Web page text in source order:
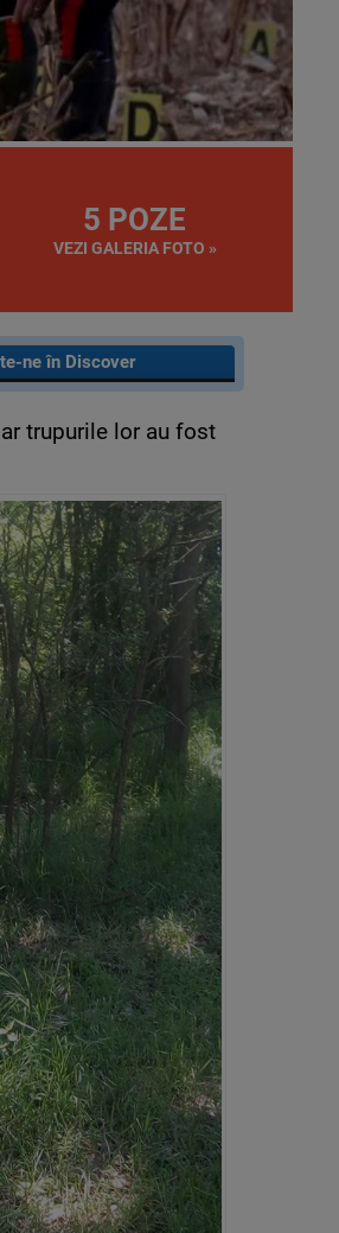
5 POZE
VEZI GALERIA FOTO »
ne în Discover
trupurile lor au fost